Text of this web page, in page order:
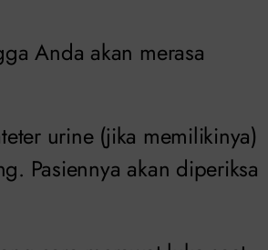
Anda akan merasa
urine (jika memilikinya)
Pasiennya akan diperiksa